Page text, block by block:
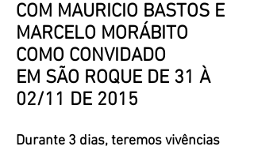
COM MAURICIO BASTOS E
MARCELO MORÁBITO
COMO CONVIDADO
EM SÃO ROQUE DE 31 À
02/11 DE 2015
Durante 3 dias, teremos vivências